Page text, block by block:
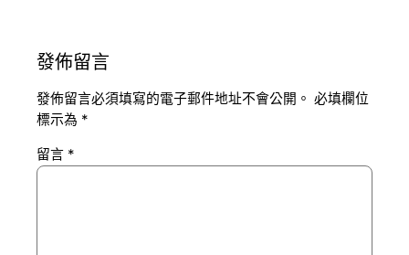
發佈留言
發佈留言必須填寫的電子郵件地址不會公開。 必填欄位
標示為 *
留言 *